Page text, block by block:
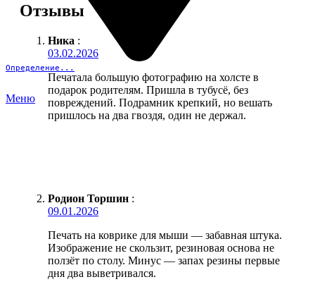
Определение...
Меню
Отзывы
Ника :
03.02.2026
Печатала большую фотографию на холсте в
подарок родителям. Пришла в тубусё, без
повреждений. Подрамник крепкий, но вешать
пришлось на два гвоздя, один не держал.
Родион Торшин :
09.01.2026
Печать на коврике для мыши — забавная штука.
Изображение не скользит, резиновая основа не
ползёт по столу. Минус — запах резины первые
дня два выветривался.